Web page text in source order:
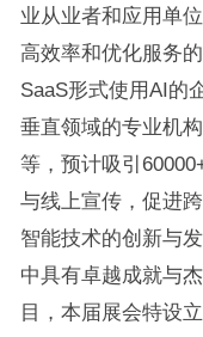
业从业者和应用单
高效率和优化服务
SaaS形式使用AI的
垂直领域的专业机
等，预计吸引
与线上宣传，促进
智能技术的创新与
中具有卓越成就与
目，本届展会特设